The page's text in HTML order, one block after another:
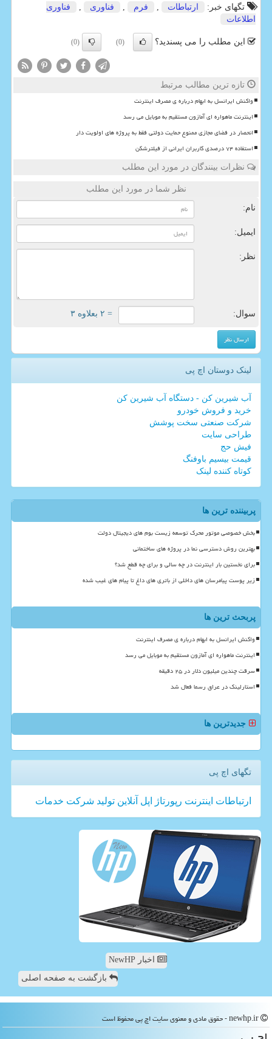
تگهای خبر:
ارتباطات , فرم , فناوری ,
فناوری
اطلاعات
این مطلب را می پسندید؟ (0)
(0)
تازه ترین مطالب مرتبط
واکنش ایرانسل به ابهام درباره ی مصرف اینترنت
اینترنت ماهواره ای آمازون مستقیم به موبایل می رسد
انحصار در فضای مجازی ممنوع حمایت دولتی فقط به پروژه های اولویت دار
استفاده ۷۴ درصدی کاربران ایرانی از فیلترشکن
نظرات بینندگان در مورد این مطلب
نظر شما در مورد این مطلب
نام:
ایمیل:
نظر:
سوال: = ۲ بعلاوه ۳
لینک دوستان اچ پی
آب شیرین کن - دستگاه آب شیرین کن
خرید و فروش خودرو
شرکت صنعتی سخت پوشش
طراحی سایت
فیش حج
قیمت بیسیم باوفنگ
کوتاه کننده لینک
پربیننده ترین ها
بخش خصوصی موتور محرک توسعه زیست بوم های دیجیتال دولت
بهترین روش دسترسی نما در پروژه های ساختمانی
برای نخستین بار اینترنت در چه سالی و برای چه قطع شد؟
زیر پوست پیامرسان های داخلی از باتری های داغ تا پیام های غیب شده
پربحث ترین ها
واکنش ایرانسل به ابهام درباره ی مصرف اینترنت
اینترنت ماهواره ای آمازون مستقیم به موبایل می رسد
سرقت چندین میلیون دلار در ۲۵ دقیقه
استارلینک در عراق رسما فعال شد
جدیدترین ها
تگهای اچ پی
ارتباطات اینترنت رپورتاژ اپل آنلاین تولید شركت خدمات
اخبار NewHP
بازگشت به صفحه اصلی